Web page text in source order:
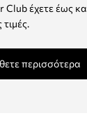
Club έχετε έως
περισσότερα